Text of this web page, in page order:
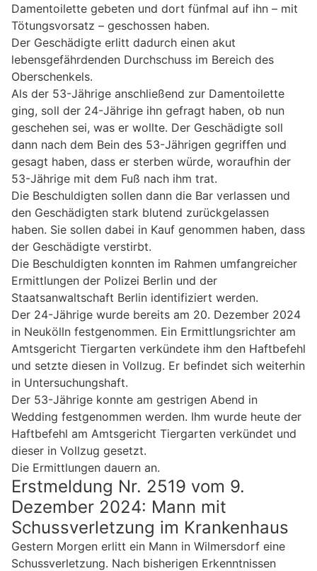
Damentoilette gebeten und dort fünfmal auf ihn – mit
Tötungsvorsatz – geschossen haben.
Der Geschädigte erlitt dadurch einen akut
lebensgefährdenden Durchschuss im Bereich des
Oberschenkels.
Als der 53-Jährige anschließend zur Damentoilette
ging, soll der 24-Jährige ihn gefragt haben, ob nun
geschehen sei, was er wollte. Der Geschädigte soll
dann nach dem Bein des 53-Jährigen gegriffen und
gesagt haben, dass er sterben würde, woraufhin der
53-Jährige mit dem Fuß nach ihm trat.
Die Beschuldigten sollen dann die Bar verlassen und
den Geschädigten stark blutend zurückgelassen
haben. Sie sollen dabei in Kauf genommen haben, dass
der Geschädigte verstirbt.
Die Beschuldigten konnten im Rahmen umfangreicher
Ermittlungen der Polizei Berlin und der
Staatsanwaltschaft Berlin identifiziert werden.
Der 24-Jährige wurde bereits am 20. Dezember 2024
in Neukölln festgenommen. Ein Ermittlungsrichter am
Amtsgericht Tiergarten verkündete ihm den Haftbefehl
und setzte diesen in Vollzug. Er befindet sich weiterhin
in Untersuchungshaft.
Der 53-Jährige konnte am gestrigen Abend in
Wedding festgenommen werden. Ihm wurde heute der
Haftbefehl am Amtsgericht Tiergarten verkündet und
dieser in Vollzug gesetzt.
Die Ermittlungen dauern an.
Erstmeldung Nr. 2519 vom 9.
Dezember 2024: Mann mit
Schussverletzung im Krankenhaus
Gestern Morgen erlitt ein Mann in Wilmersdorf eine
Schussverletzung. Nach bisherigen Erkenntnissen